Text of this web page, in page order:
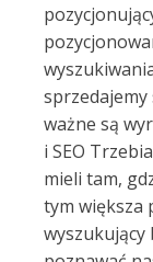
sprzedajemy
ważne są
i SEO
mieli tam,
tym większa
wyszukujący